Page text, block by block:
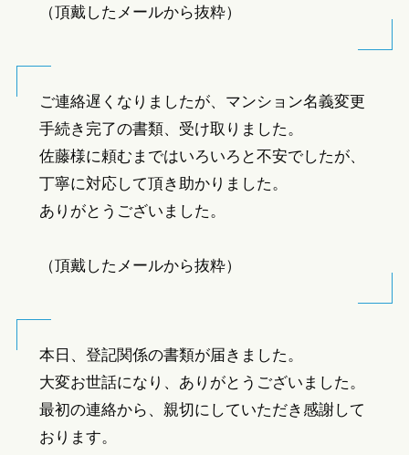
（頂戴したメールから抜粋）
ご連絡遅くなりましたが、マンション名義変更
手続き完了の書類、受け取りました。
佐藤様に頼むまではいろいろと不安でしたが、
丁寧に対応して頂き助かりました。
ありがとうございました。
（頂戴したメールから抜粋）
本日、登記関係の書類が届きました。
大変お世話になり、ありがとうございました。
最初の連絡から、親切にしていただき感謝して
おります。